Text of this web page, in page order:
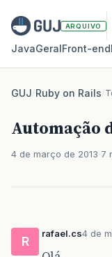
ARQUIVO
JavaGeralFront‑end
GUJ/Ruby on Rails/
Automação
4 de março de 2013 7
R
rafael.cs4 de